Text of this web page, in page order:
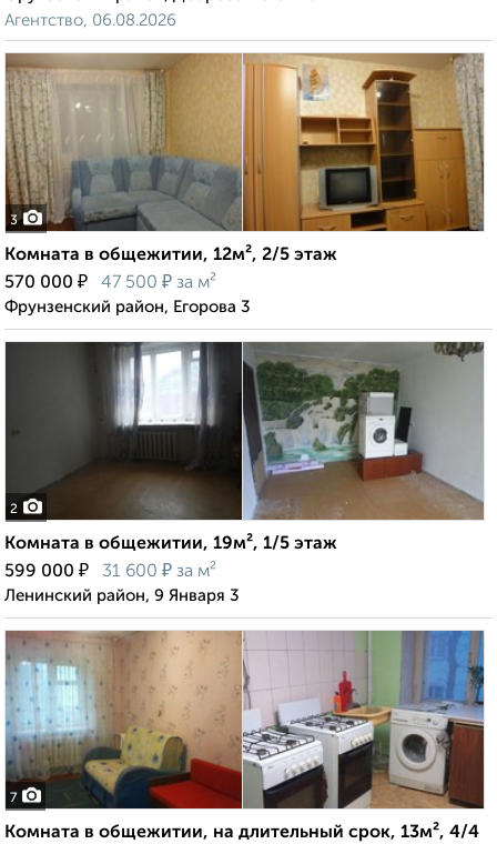
Агентство, 06.08.2026
3
Комната в общежитии, 12м², 2/5 этаж
570 000 ₽ 47 500 ₽ за м²
Фрунзенский район, Егорова 3
2
Комната в общежитии, 19м², 1/5 этаж
599 000 ₽ 31 600 ₽ за м²
Ленинский район, 9 Января 3
7
Комната в общежитии, на длительный срок, 13м², 4/4